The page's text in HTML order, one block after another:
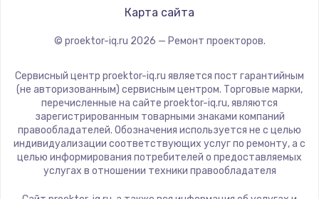
Hisense
Карта сайта
© proektor-iq.ru 2026 — Ремонт проекторов.
Сервисный центр proektor-iq.ru является пост гарантийным
(не авторизованным) сервисным центром. Торговые марки,
перечисленные на сайте proektor-iq.ru, являются
зарегистрированным товарными знаками компаний
правообладателей. Обозначения используется не с целью
индивидуализации соответствующих услуг по ремонту, а с
целью информирования потребителей о предоставляемых
услугах в отношении техники правообладателя